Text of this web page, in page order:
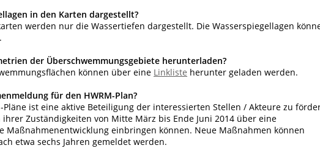
in den Karten dargestellt?
werden nur die Wassertiefen dargestellt. Die Wasserspiegellagen
der Überschwemmungsgebiete herunterladen?
können über eine Linkliste herunter geladen werden.
für den HWRM-Plan?
Pläne ist eine aktive Beteiligung der interessierten Stellen / Akteure zu
Zuständigkeiten von Mitte März bis Ende Juni 2014 über eine
Maßnahmenentwicklung einbringen können. Neue Maßnahmen können
etwa sechs Jahren gemeldet werden.